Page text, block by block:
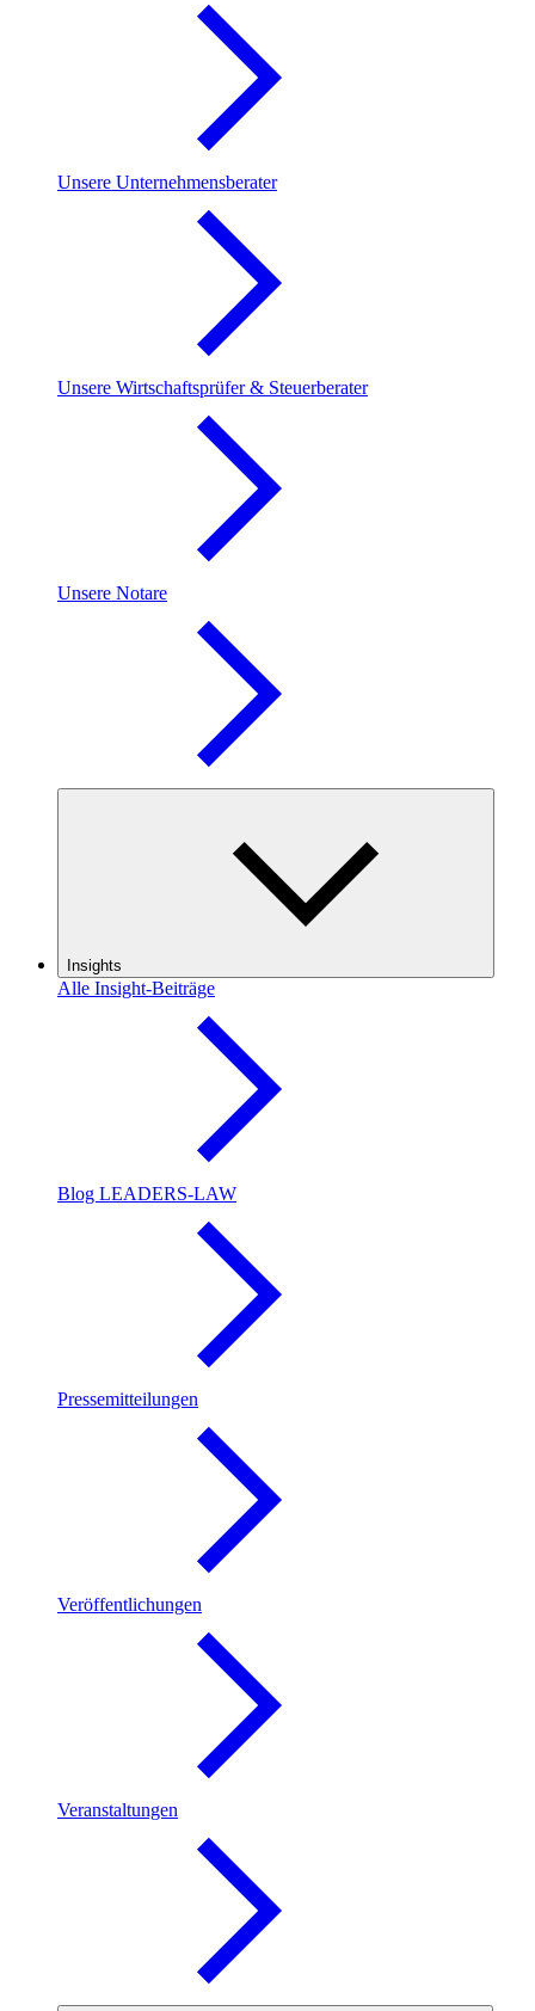
Unsere Unternehmensberater
Unsere Wirtschaftsprüfer & Steuerberater
Unsere Notare
Insights
Alle Insight-Beiträge
Blog LEADERS-LAW
Pressemitteilungen
Veröffentlichungen
Veranstaltungen